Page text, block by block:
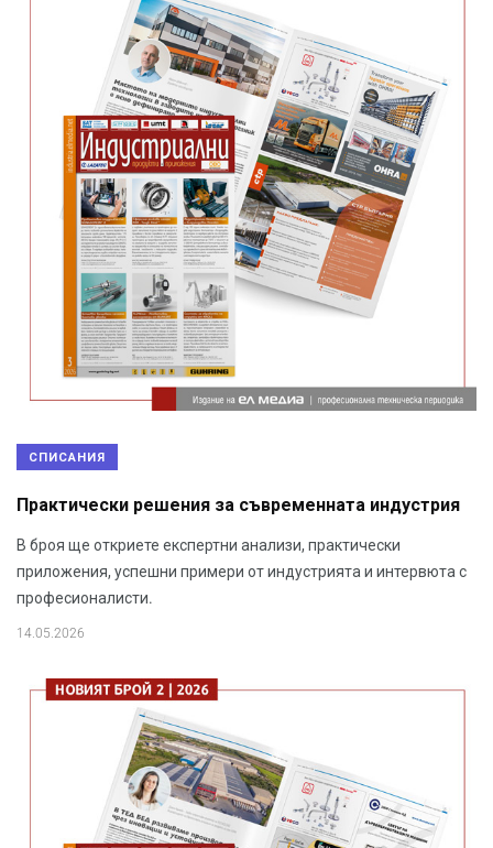
СПИСАНИЯ
Практически решения за съвременната индустрия
В броя ще откриете експертни анализи, практически
приложения, успешни примери от индустрията и интервюта с
професионалисти.
14.05.2026